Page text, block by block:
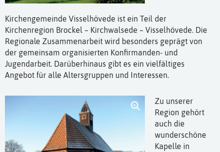
Kirchengemeinde Visselhövede ist ein Teil der
Kirchenregion Brockel – Kirchwalsede – Visselhövede. Die
Regionale Zusammenarbeit wird besonders geprägt von
der gemeinsam organisierten Konfirmanden- und
Jugendarbeit. Darüberhinaus gibt es ein vielfältiges
Angebot für alle Altersgruppen und Interessen.
Zu unserer
Region gehört
auch die
wunderschöne
Kapelle in